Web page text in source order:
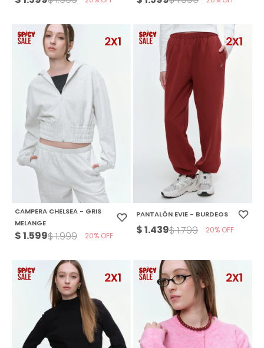
CAMPERA CHELSEA - GRIS
MELANGE
$1.599$1.999 20
PANTALÓN EVIE - BURDEOS
$1.439$1.799 20